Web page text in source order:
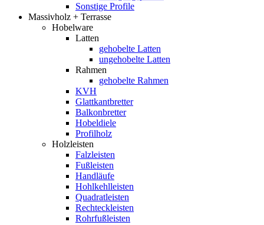
Sonstige Profile
Massivholz + Terrasse
Hobelware
Latten
gehobelte Latten
ungehobelte Latten
Rahmen
gehobelte Rahmen
KVH
Glattkantbretter
Balkonbretter
Hobeldiele
Profilholz
Holzleisten
Falzleisten
Fußleisten
Handläufe
Hohlkehlleisten
Quadratleisten
Rechteckleisten
Rohrfußleisten